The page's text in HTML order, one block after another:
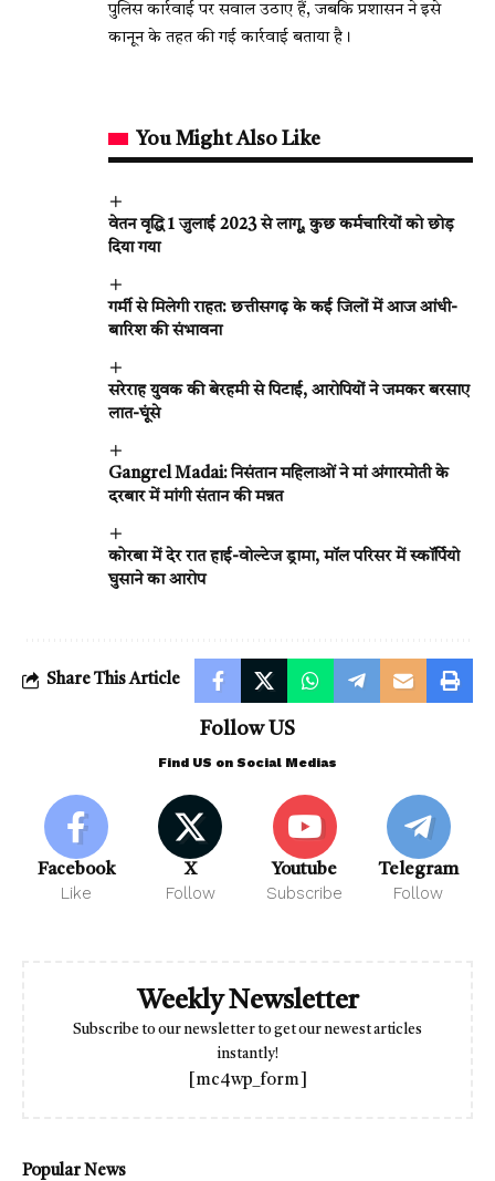
पुलिस कार्रवाई पर सवाल उठाए हैं, जबकि प्रशासन ने इसे
कानून के तहत की गई कार्रवाई बताया है।
You Might Also Like
वेतन वृद्धि 1 जुलाई 2023 से लागू, कुछ कर्मचारियों को छोड़
दिया गया
गर्मी से मिलेगी राहत: छत्तीसगढ़ के कई जिलों में आज आंधी-
बारिश की संभावना
सरेराह युवक की बेरहमी से पिटाई, आरोपियों ने जमकर बरसाए
लात-घूंसे
Gangrel Madai: निसंतान महिलाओं ने मां अंगारमोती के
दरबार में मांगी संतान की मन्नत
कोरबा में देर रात हाई-वोल्टेज ड्रामा, मॉल परिसर में स्कॉर्पियो
घुसाने का आरोप
Share This Article
Follow US
Find US on Social Medias
Facebook
Like
X
Follow
Youtube
Subscribe
Telegram
Follow
Weekly Newsletter
Subscribe to our newsletter to get our newest articles
instantly!
[mc4wp_form]
Popular News